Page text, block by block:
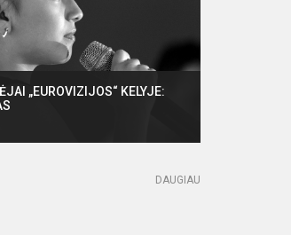
„EUROVIZIJOS“ KELYJE:
DAUGIAU